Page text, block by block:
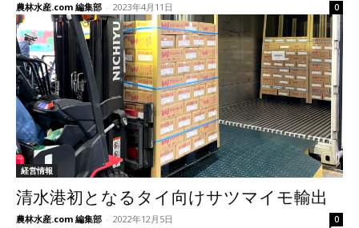
農林水産.com 編集部 - 2023年4月11日 0
経営情報
清水港初となるタイ向けサツマイモ輸出
農林水産.com 編集部 - 2022年12月5日 0